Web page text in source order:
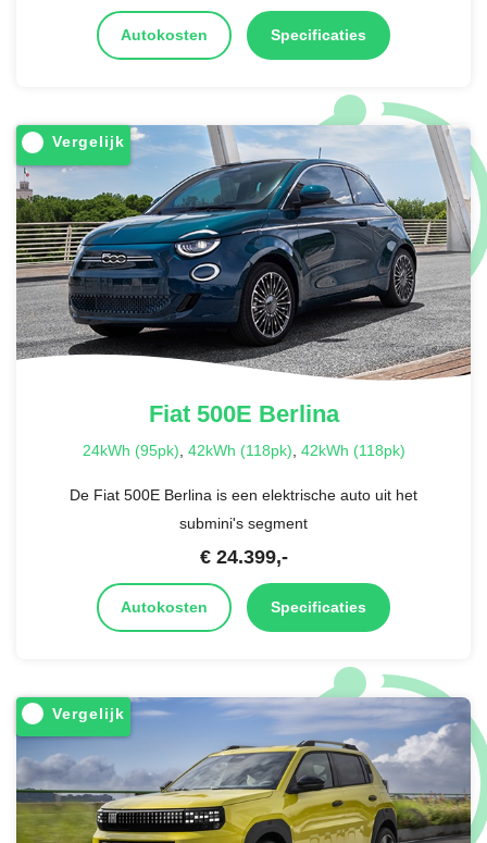
Autokosten Specificaties
Vergelijk
Fiat500E Berlina
24kWh (95pk), 42kWh (118pk), 42kWh (118pk)
De Fiat 500E Berlina is een elektrische auto uit het
submini's segment
€ 24.399,-
Autokosten Specificaties
Vergelijk